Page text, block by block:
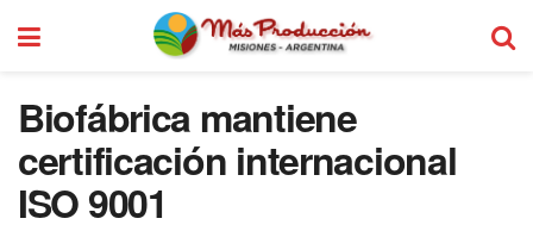
Biofábrica mantiene
certificación internacional
ISO 9001